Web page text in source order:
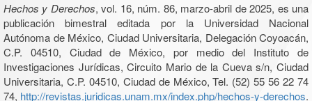
Hechos y Derechos, vol. 16, núm. 86, marzo-abril de 2025, es una
publicación bimestral editada por la Universidad Nacional
Autónoma de México, Ciudad Universitaria, Delegación Coyoacán,
C.P. 04510, Ciudad de México, por medio del Instituto de
Investigaciones Jurídicas, Circuito Mario de la Cueva s/n, Ciudad
Universitaria, C.P. 04510, Ciudad de México, Tel. (52) 55 56 22 74
74, http://revistas.juridicas.unam.mx/index.php/hechos-y-derechos.